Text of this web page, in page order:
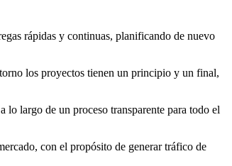
rápidas y continuas, planificando de nuevo
los proyectos tienen un principio y un final,
largo de un proceso transparente para todo el
con el propósito de generar tráfico de